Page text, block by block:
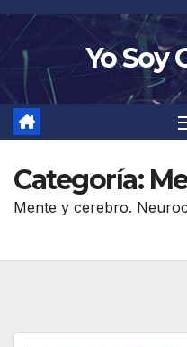
Saltar
contenido
Yo Soy
Categoría:
Mente y cerebro.